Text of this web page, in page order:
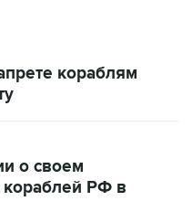
кораблям
о своем
кораблей РФ в